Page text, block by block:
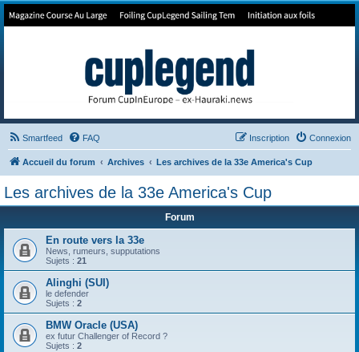
Forum de Cup In Europe
Smartfeed FAQ Connexion
Inscription
Accueil du forum Archives Les archives de la 33e America's Cup
Les archives de la 33e America's Cup
Forum
En route vers la 33e
News, rumeurs, supputations
Sujets : 21
Alinghi (SUI)
le defender
Sujets : 2
BMW Oracle (USA)
ex futur Challenger of Record ?
Sujets : 2